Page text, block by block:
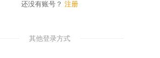
还没有账号？ 注册
其他登录方式